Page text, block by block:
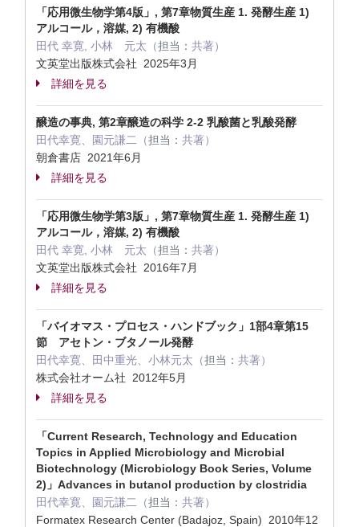
「応用微生物学第4版」, 第7章物質生産 1. 発酵生産 1)
アルコール，溶媒, 2) 有機酸
田代 幸寛, 小林 元太（担当： 共著）
文英堂出版株式会社 2025年3月
詳細を見る
醸造の事典, 第2章醸造の科学 2-2 乳酸菌と乳酸発酵
田代幸寛、園元謙二（担当： 共著）
朝倉書店 2021年6月
詳細を見る
「応用微生物学第3版」, 第7章物質生産 1. 発酵生産 1)
アルコール，溶媒, 2) 有機酸
田代 幸寛, 小林 元太（担当： 共著）
文英堂出版株式会社 2016年7月
詳細を見る
「バイオマス・プロセス・ハンドブック」1部4章第15
節 アセトン・ブタノール発酵
田代幸寛、田中重光、小林元太（担当： 共著）
株式会社オーム社 2012年5月
詳細を見る
「Current Research, Technology and Education
Topics in Applied Microbiology and Microbial
Biotechnology (Microbiology Book Series, Volume
2)」Advances in butanol production by clostridia
田代幸寛、園元謙二（担当： 共著）
Formatex Research Center (Badajoz, Spain) 2010年12